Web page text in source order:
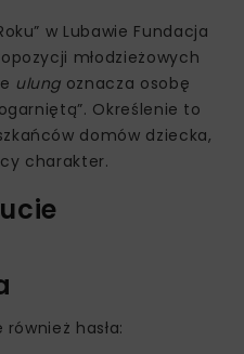
w Lubawie Fundacja
młodzieżowych
ulung oznacza osobę
Określenie to
domów dziecka,
charakter.
również hasła: